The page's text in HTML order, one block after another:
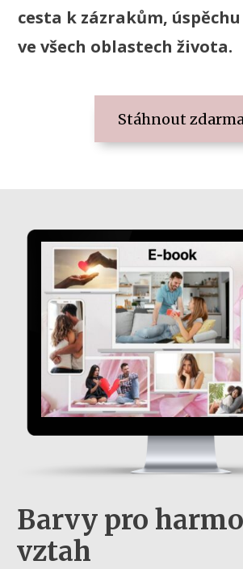
cesta k zázrakům,
ve všech oblastech života.
Stáhnout
Barvy pro
vztah